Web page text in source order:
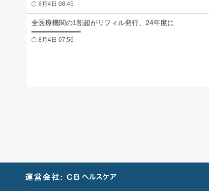
8月4日 08:45
全医療機関の1割超がリフィル発行、24年度に
8月4日 07:56